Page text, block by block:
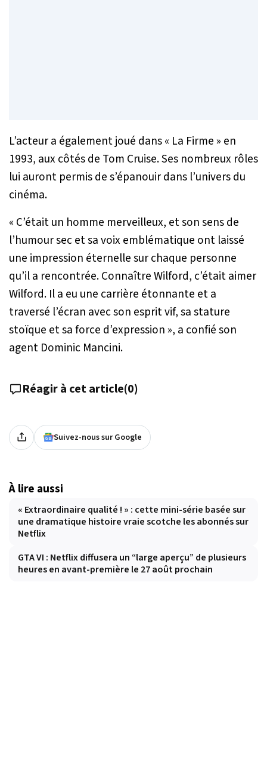
L’acteur a également joué dans « La Firme » en
1993, aux côtés de Tom Cruise. Ses nombreux rôles
lui auront permis de s’épanouir dans l’univers du
cinéma.
« C’était un homme merveilleux, et son sens de
l’humour sec et sa voix emblématique ont laissé
une impression éternelle sur chaque personne
qu’il a rencontrée. Connaître Wilford, c’était aimer
Wilford. Il a eu une carrière étonnante et a
traversé l’écran avec son esprit vif, sa stature
stoïque et sa force d’expression », a confié son
agent Dominic Mancini.
Réagir à cet article(0)
Suivez-nous sur Google
À lire aussi
« Extraordinaire qualité ! » : cette mini-série basée sur
une dramatique histoire vraie scotche les abonnés sur
Netflix
GTA VI : Netflix diffusera un “large aperçu” de plusieurs
heures en avant-première le 27 août prochain